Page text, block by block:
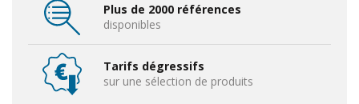
Plus de 2000 références
disponibles
Tarifs dégressifs
sur une sélection de produits